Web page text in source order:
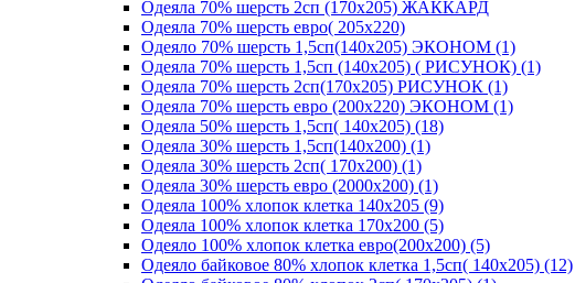
Одеяла 70% шерсть 2сп (170х205) ЖАККАРД
Одеяла 70% шерсть евро( 205х220)
Одеяло 70% шерсть 1,5сп(140х205) ЭКОНОМ (1)
Одеяла 70% шерсть 1,5сп (140х205) ( РИСУНОК) (1)
Одеяла 70% шерсть 2сп(170х205) РИСУНОК (1)
Одеяла 70% шерсть евро (200х220) ЭКОНОМ (1)
Одеяла 50% шерсть 1,5сп( 140х205) (18)
Одеяла 30% шерсть 1,5сп(140х200) (1)
Одеяла 30% шерсть 2сп( 170х200) (1)
Одеяла 30% шерсть евро (2000х200) (1)
Одеяла 100% хлопок клетка 140х205 (9)
Одеяла 100% хлопок клетка 170х200 (5)
Одеяло 100% хлопок клетка евро(200х200) (5)
Одеяло байковое 80% хлопок клетка 1,5сп( 140х205) (12)